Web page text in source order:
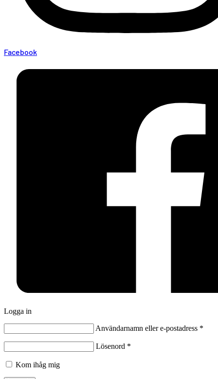
Facebook
Logga in
Användarnamn eller e-postadress *
Lösenord *
Kom ihåg mig